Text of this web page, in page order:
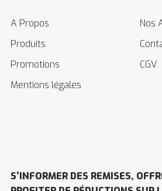
A Propos
Nos
Produits
Promotions
CGV
Mentions légales
S’INFORMER DES REMISES,